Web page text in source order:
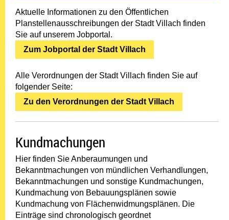
Aktuelle Informationen zu den Öffentlichen
Planstellenausschreibungen der Stadt Villach finden
Sie auf unserem Jobportal.
Zum Jobportal der Stadt Villach
Alle Verordnungen der Stadt Villach finden Sie auf
folgender Seite:
Zu den Verordnungen der Stadt Villach
Kundmachungen
Hier finden Sie Anberaumungen und
Bekanntmachungen von mündlichen Verhandlungen,
Bekanntmachungen und sonstige Kundmachungen,
Kundmachung von Bebauungsplänen sowie
Kundmachung von Flächenwidmungsplänen. Die
Einträge sind chronologisch geordnet